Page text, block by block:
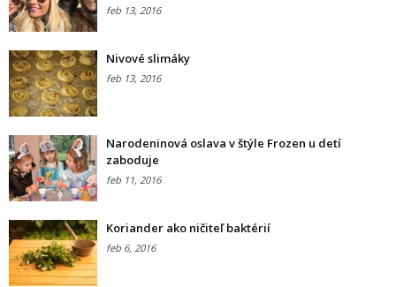
feb 13, 2016
Nivové slimáky
feb 13, 2016
Narodeninová oslava v štýle Frozen u detí
zaboduje
feb 11, 2016
Koriander ako ničiteľ baktérií
feb 6, 2016